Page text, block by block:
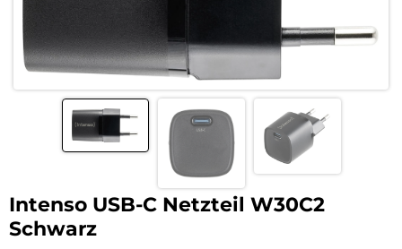
Intenso USB-C Netzteil W30C2
Schwarz